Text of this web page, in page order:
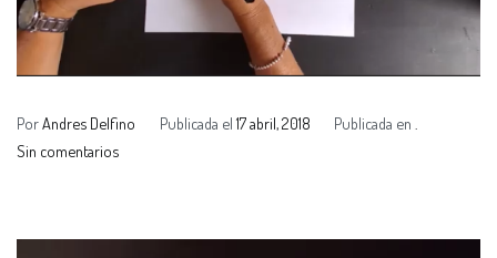
PorAndres Delfino Publicada el 17 abril, 2018 Publicada en
Sin comentarios